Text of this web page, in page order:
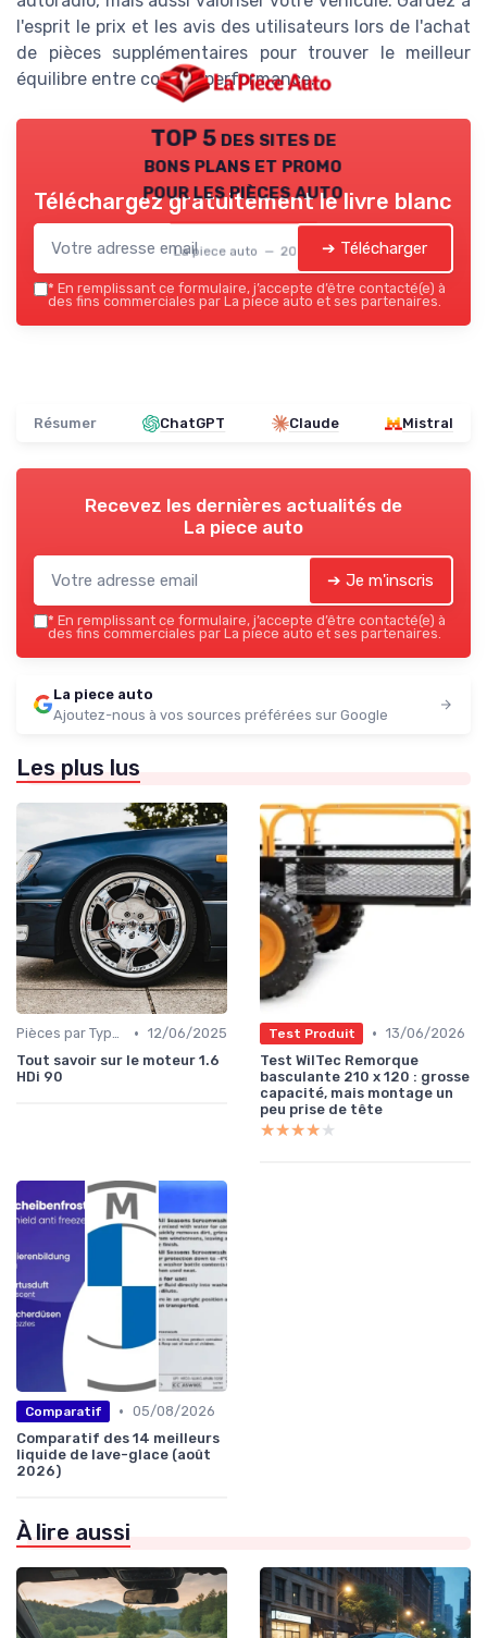
l'esprit le prix et les avis des utilisateurs lors de l'achat
de pièces supplémentaires pour trouver le meilleur
équilibre entre coût et performance.
TOP 5 des sites de
bons plans et promo
pour les pièces auto
La piece auto — 2026
Téléchargez gratuitement le livre blanc
➔ Télécharger
* En remplissant ce formulaire, j’accepte d’être contacté(e) à
des fins commerciales par La piece auto et ses partenaires.
Résumer ChatGPT Claude Mistral
Recevez les dernières actualités de
La piece auto
➔ Je m'inscris
* En remplissant ce formulaire, j’accepte d’être contacté(e) à
des fins commerciales par La piece auto et ses partenaires.
La piece auto
Ajoutez-nous à vos sources préférées sur Google
Les plus lus
Pièces par Type (Freins, Moteur, etc.) • 12/06/2025
Tout savoir sur le moteur 1.6
HDi 90
Test Produit • 13/06/2026
Test WilTec Remorque
basculante 210 x 120 : grosse
capacité, mais montage un
peu prise de tête
★★★★★
★★★★★
Comparatif • 05/08/2026
Comparatif des 14 meilleurs
liquide de lave-glace (août
2026)
À lire aussi